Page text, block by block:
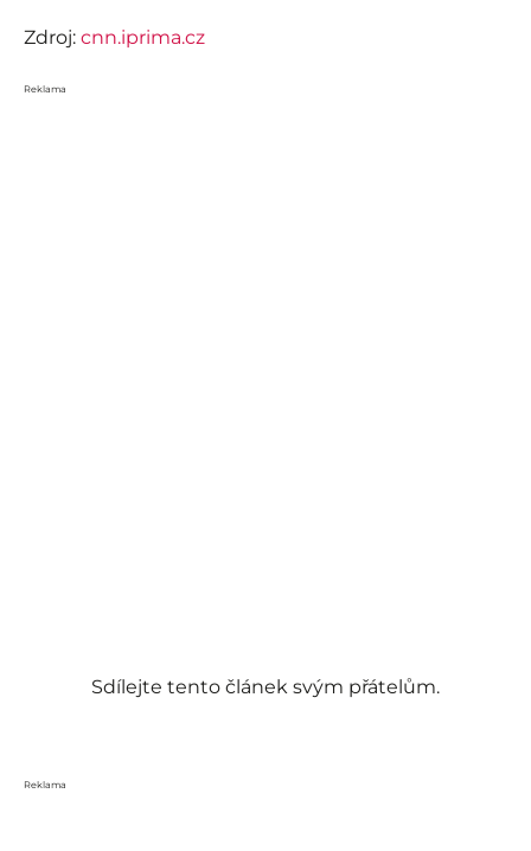
Zdroj: cnn.iprima.cz
Reklama
Sdílejte tento článek svým přátelům.
Reklama